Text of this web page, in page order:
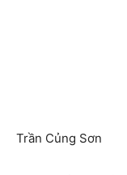
Trần Củng Sơn